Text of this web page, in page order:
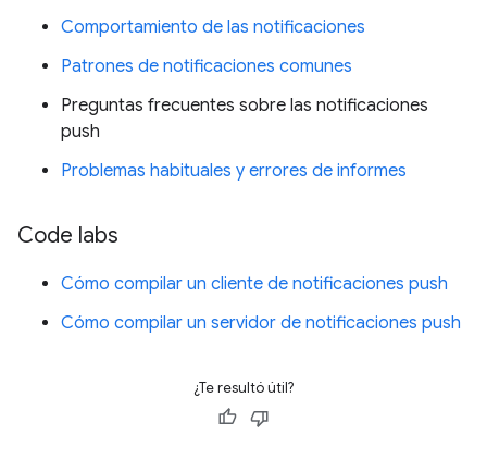
Comportamiento de las notificaciones
Patrones de notificaciones comunes
Preguntas frecuentes sobre las notificaciones
push
Problemas habituales y errores de informes
Code labs
Cómo compilar un cliente de notificaciones push
Cómo compilar un servidor de notificaciones push
¿Te resultó útil?